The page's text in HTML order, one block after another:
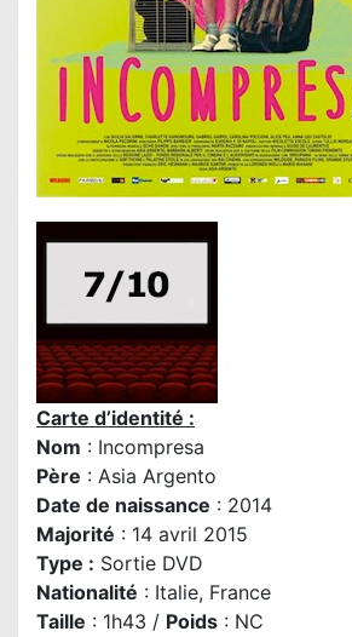
Carte d’identité :
Nom : Incompresa
Père : Asia Argento
Date de naissance : 2014
Majorité : 14 avril 2015
Type : Sortie DVD
Nationalité : Italie, France
Taille : 1h43 / Poids : NC